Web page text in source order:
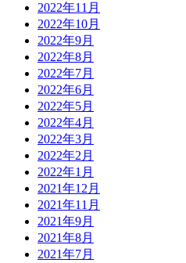
2022年11月
2022年10月
2022年9月
2022年8月
2022年7月
2022年6月
2022年5月
2022年4月
2022年3月
2022年2月
2022年1月
2021年12月
2021年11月
2021年9月
2021年8月
2021年7月